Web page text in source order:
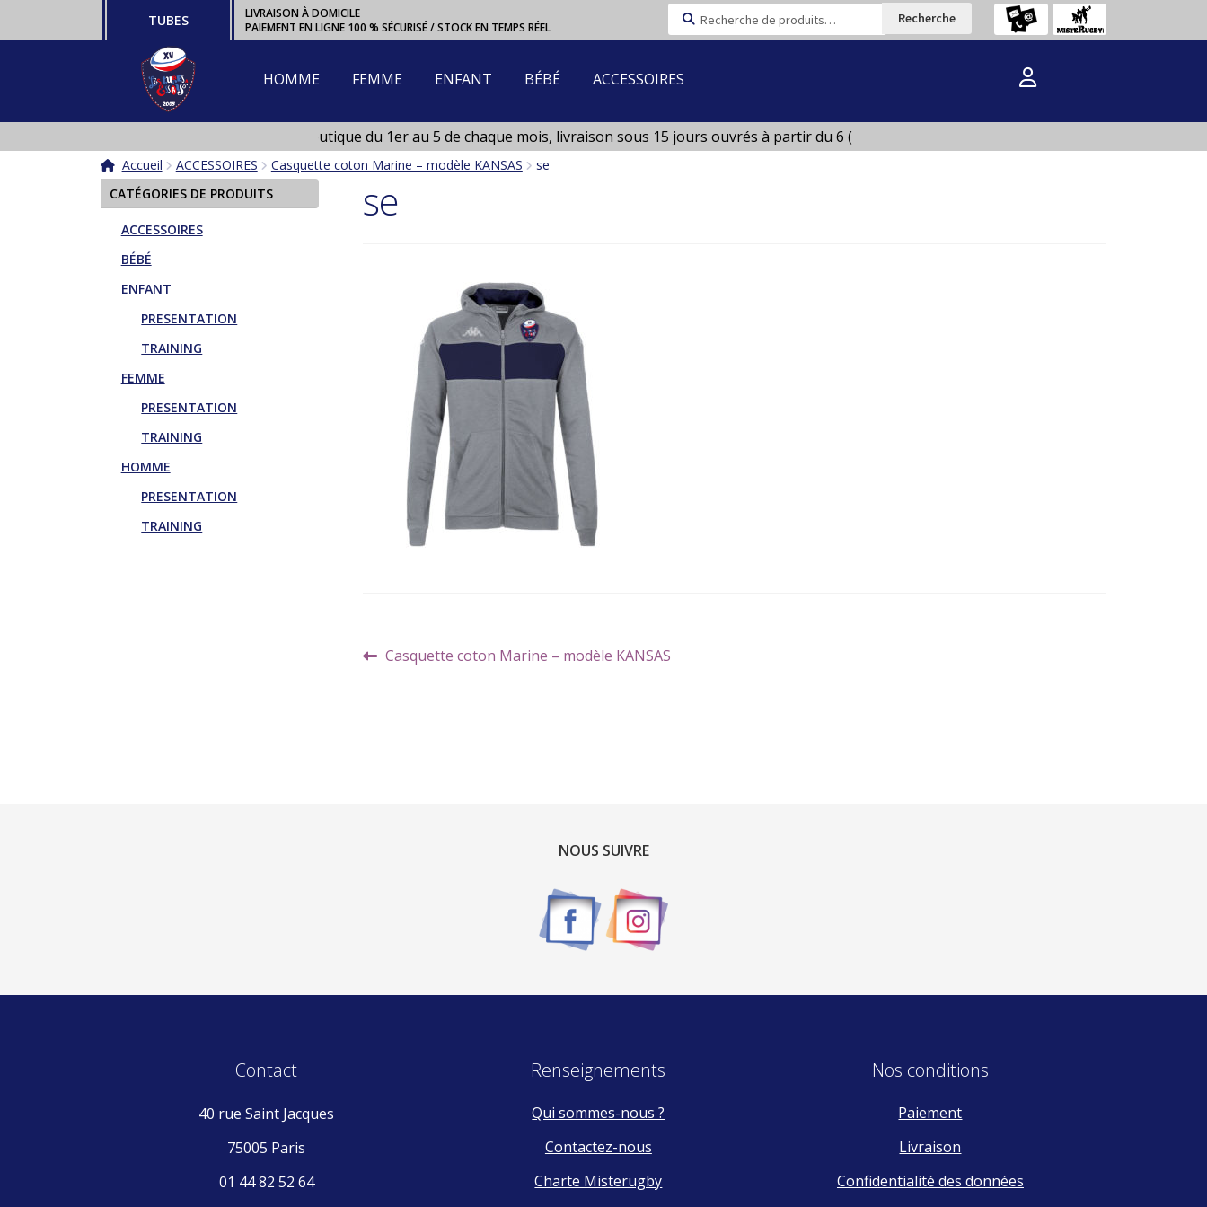
navigation
contenu
TUBES
LIVRAISON À DOMICILE
PAIEMENT EN LIGNE 100 % SÉCURISÉ / STOCK EN TEMPS RÉEL
Recherche
pour :
Recherche
HOMME FEMME ENFANT BÉBÉ ACCESSOIRES
Ouverture de la boutique du 1er au 5 de chaque mois, livraison sous 15 jours ouvrés à partir du 6 (
Boutique fermée en Janvier et en Aout)
Accueil ACCESSOIRES Casquette coton Marine – modèle KANSAS se
se
Navigation
Article
Casquette coton Marine – modèle KANSAS
CATÉGORIES DE PRODUITS
ACCESSOIRES
BÉBÉ
ENFANT
PRESENTATION
TRAINING
FEMME
PRESENTATION
TRAINING
HOMME
PRESENTATION
TRAINING
NOUS SUIVRE
Contact
40 rue Saint Jacques
75005 Paris
01 44 82 52 64
Renseignements
Qui sommes-nous ?
Contactez-nous
Charte Misterugby
Nos conditions
Paiement
Livraison
Confidentialité des données